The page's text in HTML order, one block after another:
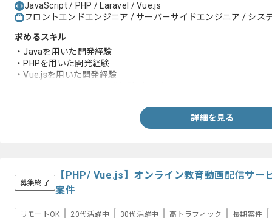
JavaScript / PHP / Laravel / Vue.js
フロントエンドエンジニア / サーバーサイドエンジニア / シス
求めるスキル
・Javaを用いた開発経験
・PHPを用いた開発経験
・Vue.jsを用いた開発経験
詳細を見る
募集終了
【PHP/ Vue.js】オンライン教育動画配信サー
案件
リモートOK 20代活躍中 30代活躍中 高トラフィック 長期案件